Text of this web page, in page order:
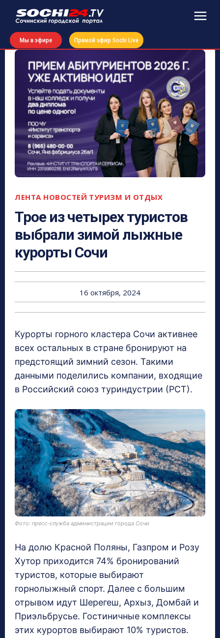
Мы в эфире Прямой эфир Sochi Live
ЛЕНТА НОВОСТЕЙ ТУРИЗМ И ОТДЫХ
Трое из четырех туристов
выбрали зимой лыжные
курорты Сочи
16 октября, 2024
Курорты горного кластера Сочи активнее
всех остальных в стране бронируют на
предстоящий зимний сезон. Такими
данными поделились компании, входящие
в Российский союз туриндустрии (РСТ).
Фото: пресс-служба администрации города Сочи
На долю Красной Поляны, Газпром и Розу
Хутор приходится 74% бронирований
туристов, которые выбирают
горнолыжный спорт. Далее с большим
отрывом идут Шерегеш, Архыз, Домбай и
Приэльбрусье. Гостиничные комплексы
этих курортов выбирают 10% туристов.